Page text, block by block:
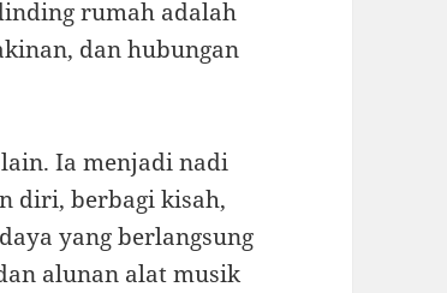
rumah adalah
dan hubungan
Ia menjadi nadi
diri, berbagi kisah,
yang berlangsung
alunan alat musik